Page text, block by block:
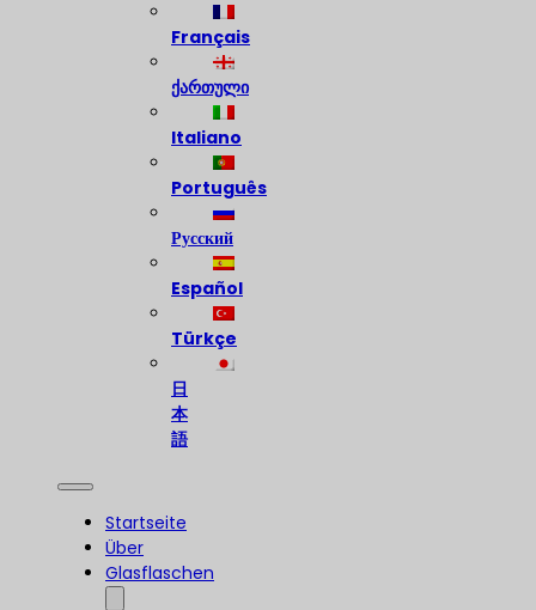
Français
ქართული
Italiano
Português
Русский
Español
Türkçe
日
本
語
Startseite
Über
Glasflaschen